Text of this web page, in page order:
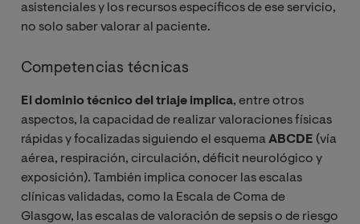
asistenciales y los recursos específicos de ese servicio,
no solo saber valorar al paciente.
Competencias técnicas
El dominio técnico del triaje implica, entre otros
aspectos, la capacidad de realizar valoraciones físicas
rápidas y focalizadas siguiendo el esquemaABCDE (vía
aérea, respiración, circulación, déficit neurológico y
exposición). También implica conocer las escalas
clínicas validadas, como la Escala de Coma de
Glasgow, las escalas de valoración de sepsis o de riesgo